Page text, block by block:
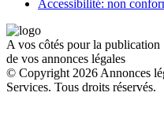
Accessibilité: non
A vos côtés pour la publication
de vos annonces légales
© Copyright 2026 Annonces
Services. Tous droits réservés.